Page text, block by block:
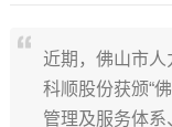
近期，佛山市人
科顺股份获颁“
管理及服务体